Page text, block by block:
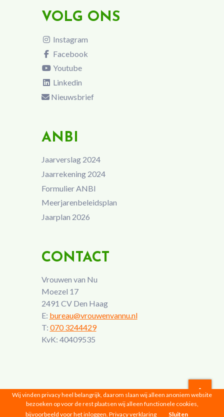
VOLG ONS
Instagram
Facebook
Youtube
Linkedin
Nieuwsbrief
ANBI
Jaarverslag 2024
Jaarrekening 2024
Formulier ANBI
Meerjarenbeleidsplan
Jaarplan 2026
CONTACT
Vrouwen van Nu
Moezel 17
2491 CV Den Haag
E: bureau@vrouwenvannu.nl
T: 070 3244429
KvK: 40409535
Vrouwen van Nu © 2026 |Privacyverklaring
Wij vinden privacy heel belangrijk, daarom slaan wij alleen anoniem website
bezoeken op voor de rest plaatsen wij alleen functionele cookies,
bijvoorbeeld voor het inloggen. Privacy verklaring Sluiten